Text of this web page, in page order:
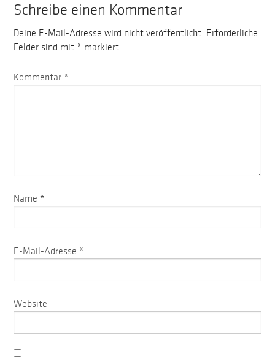
Schreibe einen Kommentar
Deine E-Mail-Adresse wird nicht veröffentlicht. Erforderliche
Felder sind mit* markiert
Kommentar *
Name *
E-Mail-Adresse *
Website